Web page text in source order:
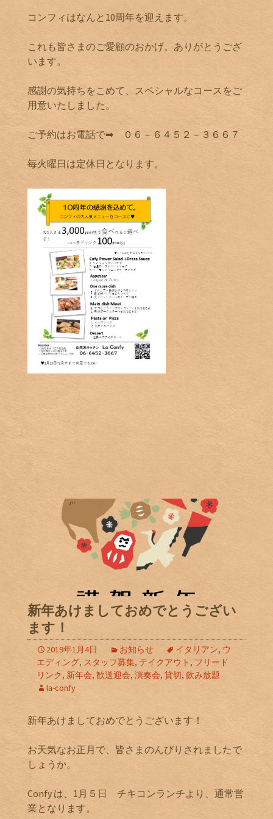
コンフィはなんと10周年を迎えます。
これも皆さまのご愛顧のおかげ。ありがとうござ
います。
感謝の気持ちをこめて、スペシャルなコースをご
用意いたしました。
ご予約はお電話で➡ ０６－６４５２－３６６７
毎火曜日は定休日となります。
新年あけましておめでとうござい
ます！
2019年1月4日 お知らせ イタリアン, ウ
エディング, スタッフ募集, テイクアウト , フリード
リンク, 新年会, 歓送迎会, 演奏会, 貸切, 飲み放題
la-confy
新年あけましておめでとうございます！
お天気なお正月で、皆さまのんびりされましたで
しょうか。
Confy は、1月５日 チキコンランチより、通常営
業となります。